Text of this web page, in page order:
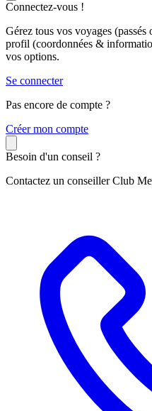
Connectez-vous !
Gérez tous vos voyages
profil (coordonnées &
vos options.
Se connecter
Pas encore de compte ?
Créer mon compte
Besoin d'un conseil ?
Contactez un conseiller Club